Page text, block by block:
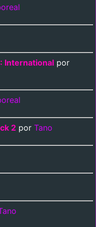
International por
2 por Tano